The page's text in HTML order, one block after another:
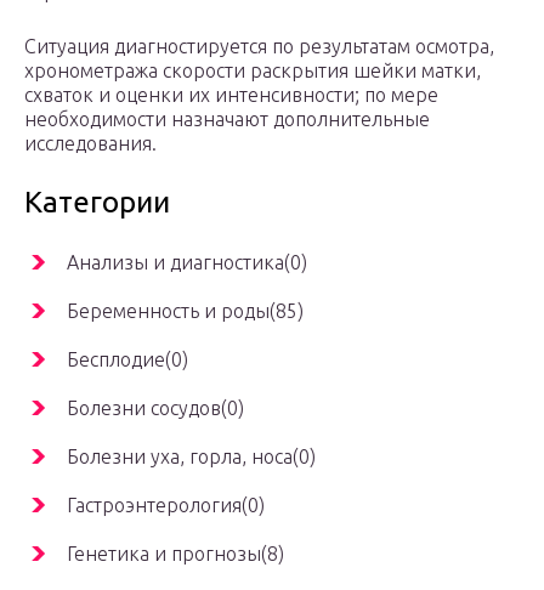
Ситуация диагностируется по результатам осмотра,
хронометража скорости раскрытия шейки матки,
схваток и оценки их интенсивности; по мере
необходимости назначают дополнительные
исследования.
Категории
Анализы и диагностика(0)
Беременность и роды(85)
Бесплодие(0)
Болезни сосудов(0)
Болезни уха, горла, носа(0)
Гастроэнтерология(0)
Генетика и прогнозы(8)